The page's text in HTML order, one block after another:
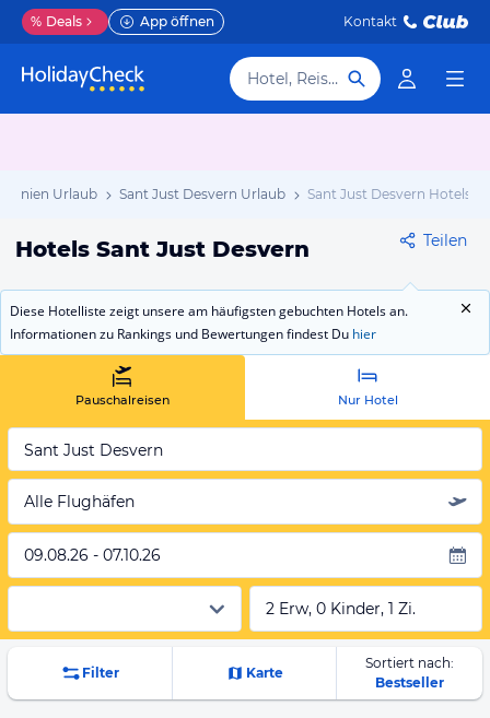
% Deals App öffnen Kontakt
Hotel, Reiseziel
Urlaub Sant Just Desvern Urlaub Sant Just Desvern Hotels
Hotels Sant Just Desvern Teilen
Diese Hotelliste zeigt unsere am häufigsten gebuchten Hotels an.
Informationen zu Rankings und Bewertungen findest Du hier
Pauschalreisen Nur Hotel
Sant Just Desvern
Alle Flughäfen
09.08.26 - 07.10.26
2 Erw, 0 Kinder, 1 Zi.
Filter Karte
Sortiert nach:
Bestseller